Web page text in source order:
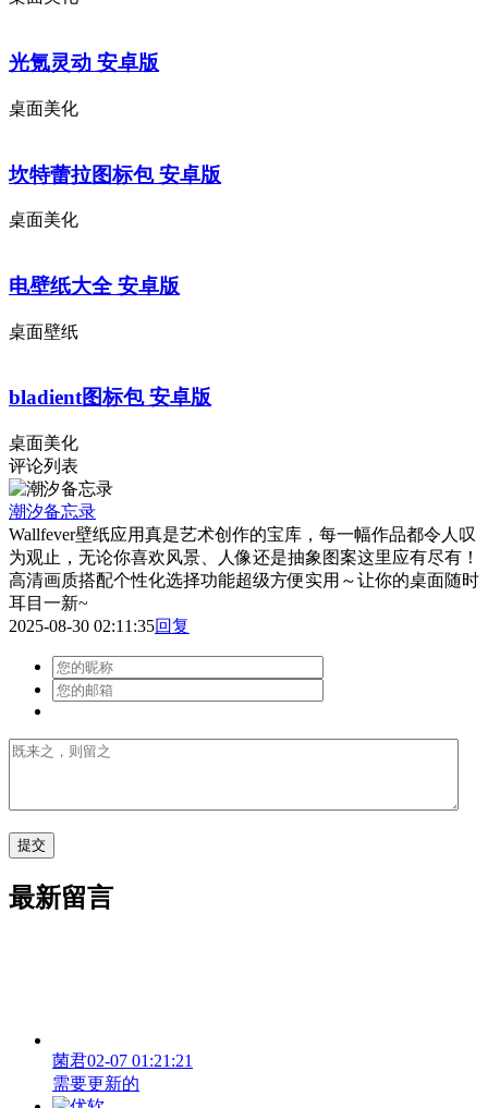
光氪灵动 安卓版
桌面美化
坎特蕾拉图标包 安卓版
桌面美化
电壁纸大全 安卓版
桌面壁纸
bladient图标包 安卓版
桌面美化
评论列表
潮汐备忘录
Wallfever壁纸应用真是艺术创作的宝库，每一幅作品都令人叹
为观止，无论你喜欢风景、人像还是抽象图案这里应有尽有！
高清画质搭配个性化选择功能超级方便实用～让你的桌面随时
耳目一新~
2025-08-30 02:11:35回复
最新留言
菌君02-07 01:21:21
需要更新的